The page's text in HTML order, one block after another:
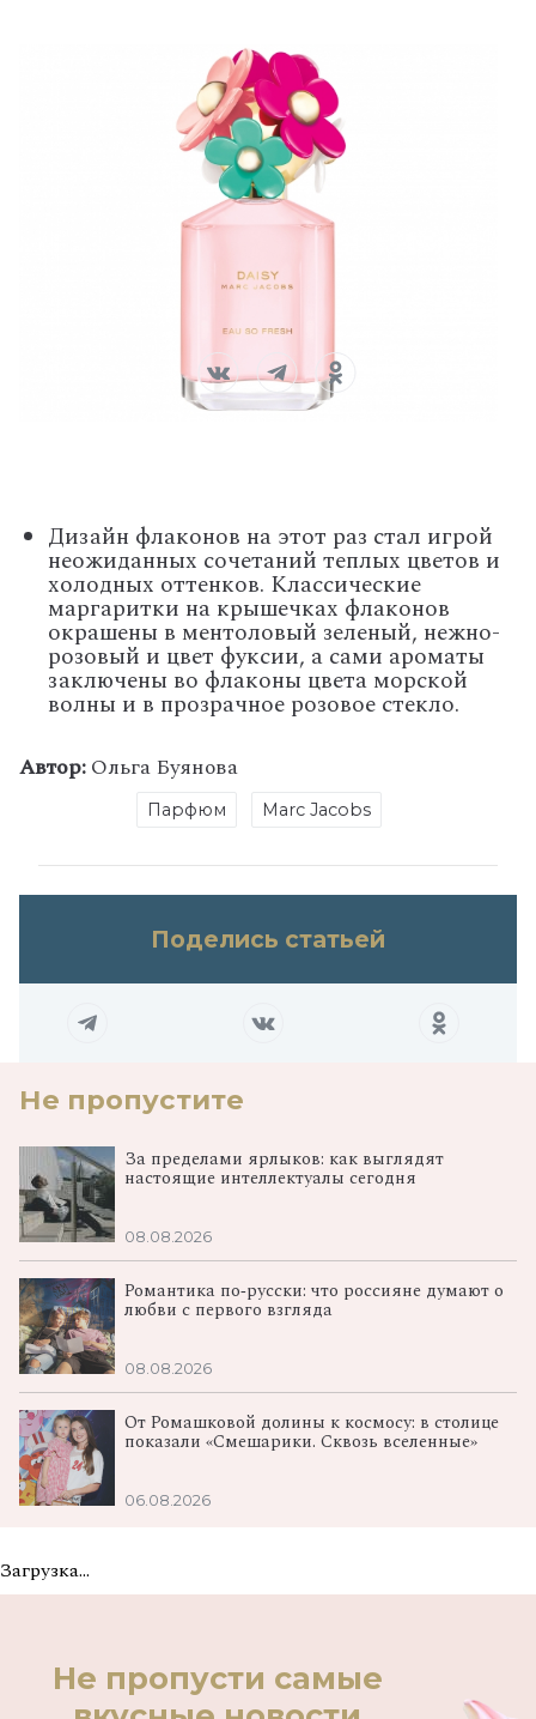
Дизайн флаконов на этот раз стал игрой
неожиданных сочетаний теплых цветов и
холодных оттенков. Классические
маргаритки на крышечках флаконов
окрашены в ментоловый зеленый, нежно-
розовый и цвет фуксии, а сами ароматы
заключены во флаконы цвета морской
волны и в прозрачное розовое стекло.
Автор:Ольга Буянова
Парфюм Marc Jacobs
Поделись статьей
Не пропустите
За пределами ярлыков: как выглядят
настоящие интеллектуалы сегодня
08.08.2026
Романтика по‑русски: что россияне думают о
любви с первого взгляда
08.08.2026
От Ромашковой долины к космосу: в столице
показали «Смешарики. Сквозь вселенные»
06.08.2026
Загрузка...
Не пропусти самые